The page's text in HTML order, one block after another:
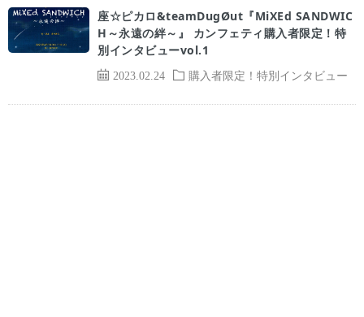
2023.02.24 購入者限定！特別インタビュー
座☆ピカロ&teamDugØut『MiXEd SANDWIC
H～永遠の絆～』 カンフェティ購入者限定！特
別インタビューvol.1